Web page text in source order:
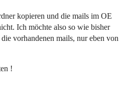
kopieren und die mails im OE
Ich möchte also so wie bisher
vorhandenen mails, nur eben von
!